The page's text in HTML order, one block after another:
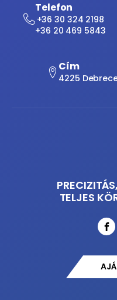
Telefon
+36 30 324 2198
+36 20 469 5843
Cím
4225
TELJES